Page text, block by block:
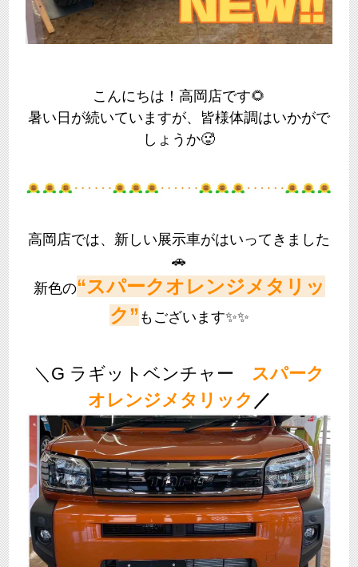
こんにちは！高岡店です🌻
暑い日が続いていますが、皆様体調はいかがで
しょうか🥵
高岡店では、新しい展示車がはいってきました
🚗
新色の“スパークオレンジメタリッ
ク” もございます✨✨
＼G ラギットベンチャー スパーク
オレンジメタリック ／